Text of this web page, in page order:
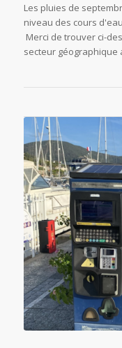
Les pluies de
niveau des cours
Merci de trouver ci-
secteur géographique